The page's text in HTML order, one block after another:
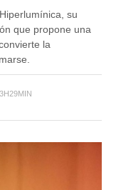
su
que propone una
la